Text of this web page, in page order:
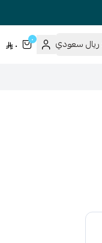
ريال سعودي ٠ ٠